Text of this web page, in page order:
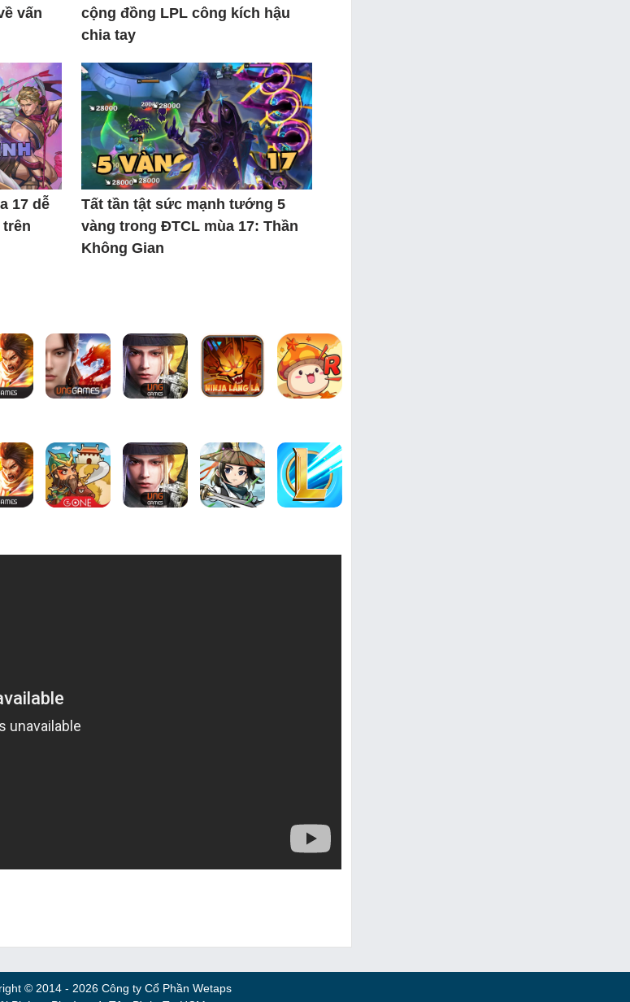
vấn
cộng đồng LPL công kích hậu
chia tay
17 dễ
Tất tần tật sức mạnh tướng 5
vàng trong ĐTCL mùa 17: Thần
Không Gian
© 2014 - 2026 Công ty Cổ Phần Wetaps